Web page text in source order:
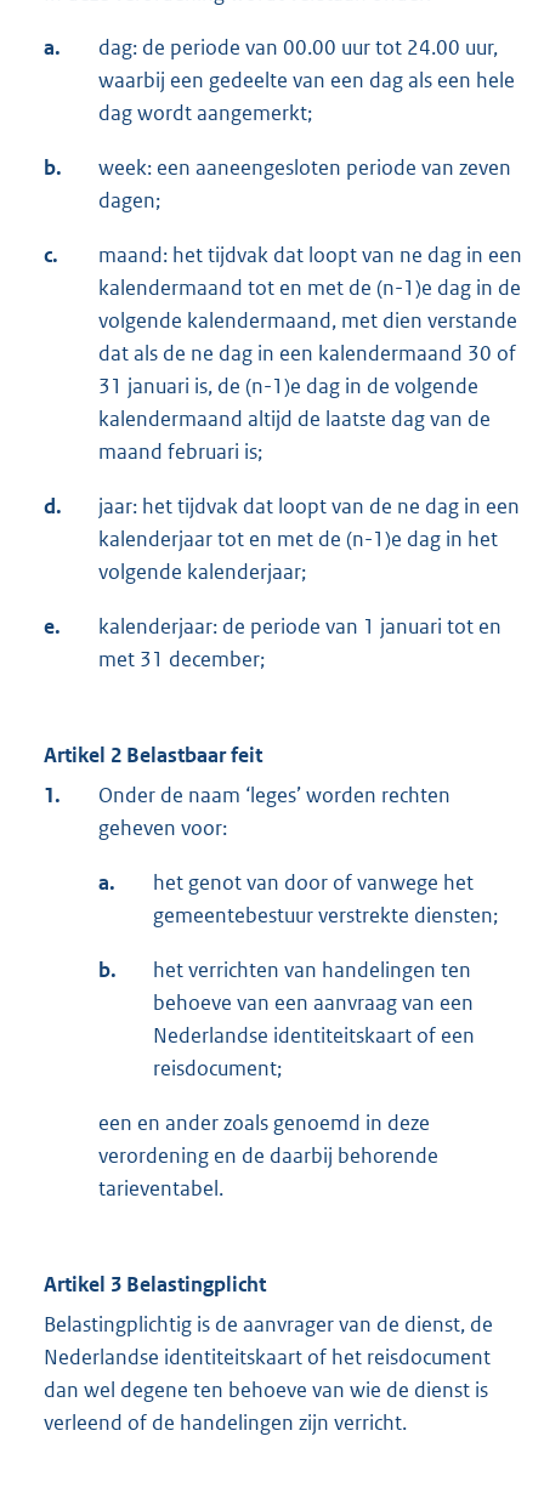
a.
dag: de periode van 00.00 uur tot 24.00 uur,
waarbij een gedeelte van een dag als een hele
dag wordt aangemerkt;
b.
week: een aaneengesloten periode van zeven
dagen;
c.
maand: het tijdvak dat loopt van ne dag in een
kalendermaand tot en met de (n-1)e dag in de
volgende kalendermaand, met dien verstande
dat als de ne dag in een kalendermaand 30 of
31 januari is, de (n-1)e dag in de volgende
kalendermaand altijd de laatste dag van de
maand februari is;
d.
jaar: het tijdvak dat loopt van de ne dag in een
kalenderjaar tot en met de (n-1)e dag in het
volgende kalenderjaar;
e.
kalenderjaar: de periode van 1 januari tot en
met 31 december;
Artikel 2 Belastbaar feit
1.
Onder de naam ‘leges’ worden rechten
geheven voor:
a.
het genot van door of vanwege het
gemeentebestuur verstrekte diensten;
b.
het verrichten van handelingen ten
behoeve van een aanvraag van een
Nederlandse identiteitskaart of een
reisdocument;
een en ander zoals genoemd in deze
verordening en de daarbij behorende
tarieventabel.
Artikel 3 Belastingplicht
Belastingplichtig is de aanvrager van de dienst, de
Nederlandse identiteitskaart of het reisdocument
dan wel degene ten behoeve van wie de dienst is
verleend of de handelingen zijn verricht.